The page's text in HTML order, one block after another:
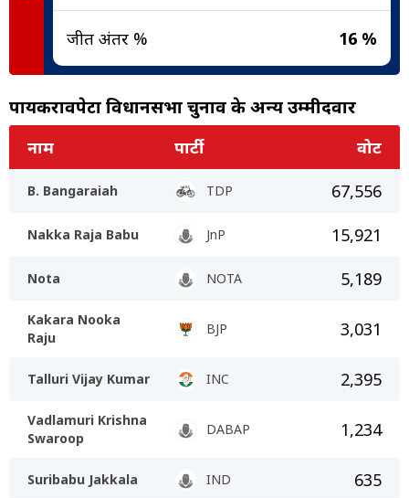
जीत अंतर % 16 %
पायकरावपेटा विधानसभा चुनाव के अन्य उम्मीदवार
नाम पार्टी वोट
B. Bangaraiah TDP 67,556
Nakka Raja Babu JnP 15,921
Nota NOTA 5,189
Kakara Nooka
Raju
BJP 3,031
Talluri Vijay Kumar INC 2,395
Vadlamuri Krishna
Swaroop
DABAP 1,234
Suribabu Jakkala IND 635